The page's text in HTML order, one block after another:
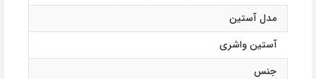
مدل آستین
آستین واشری
جنس